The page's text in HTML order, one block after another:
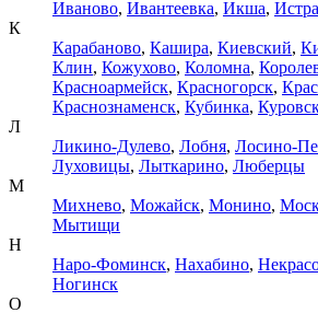
Иваново, Ивантеевка, Икша, Истра
К
Карабаново, Кашира, Киевский,
Клин, Кожухово, Коломна,
Красноармейск, Красногорск,
Краснознаменск, Кубинка,
Л
Ликино-Дулево, Лобня, Лосино-
Луховицы, Лыткарино, Люберцы
М
Михнево, Можайск, Монино,
Мытищи
Н
Наро-Фоминск, Нахабино,
Ногинск
О